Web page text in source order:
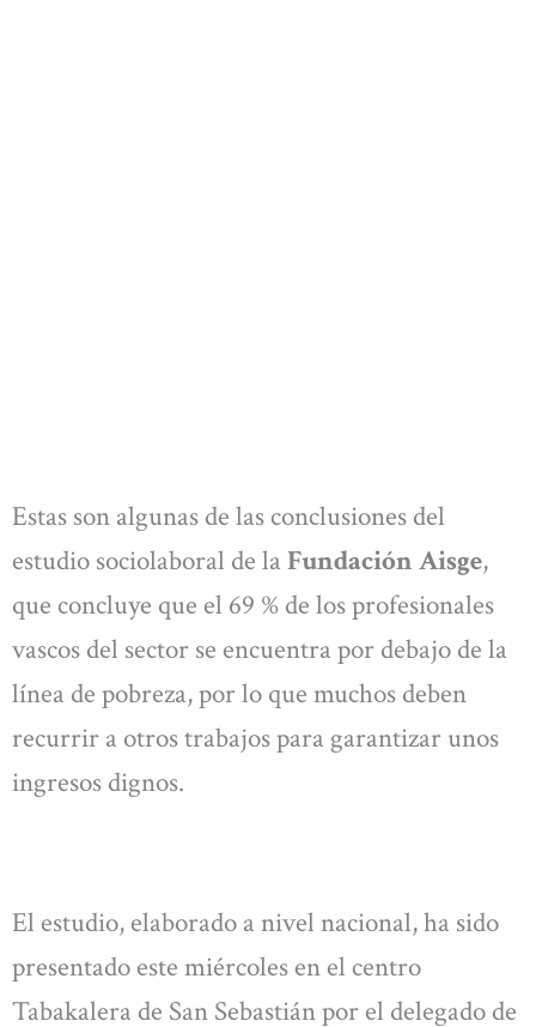
Estas son algunas de las conclusiones del
estudio sociolaboral de la Fundación Aisge,
que concluye que el 69 % de los profesionales
vascos del sector se encuentra por debajo de la
línea de pobreza, por lo que muchos deben
recurrir a otros trabajos para garantizar unos
ingresos dignos.
El estudio, elaborado a nivel nacional, ha sido
presentado este miércoles en el centro
Tabakalera de San Sebastián por el delegado de